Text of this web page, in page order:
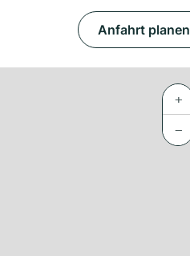
Anfahrt planen
+
−